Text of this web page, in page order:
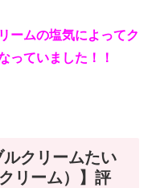
ームの塩気によってク
っていました！！
ルクリームたい
リーム）】評